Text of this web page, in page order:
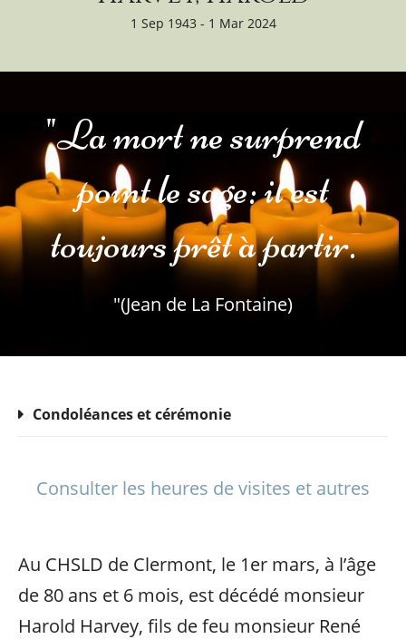
1 Sep 1943 - 1 Mar 2024
"La mort ne surprend
point le sage: il est
toujours prêt à partir.
"(Jean de La Fontaine)
Condoléances et cérémonie
Consulter les heures de visites et autres
Au CHSLD de Clermont, le 1er mars, à l’âge
de 80 ans et 6 mois, est décédé monsieur
Harold Harvey, fils de feu monsieur René